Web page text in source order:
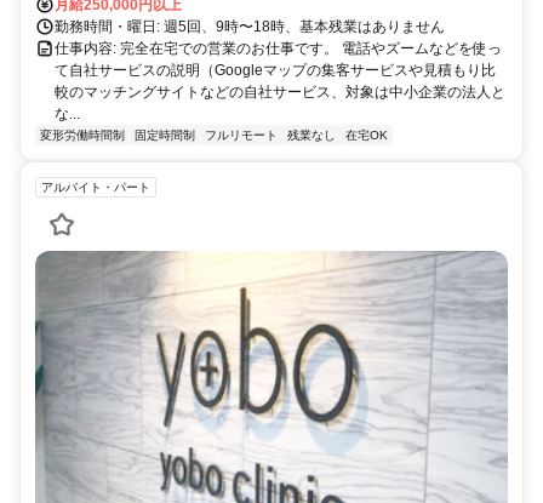
月給250,000円以上
勤務時間・曜日: 週5回、9時〜18時、基本残業はありません
仕事内容: 完全在宅での営業のお仕事です。 電話やズームなどを使っ
て自社サービスの説明（Googleマップの集客サービスや見積もり比
較のマッチングサイトなどの自社サービス、対象は中小企業の法人と
な...
変形労働時間制 固定時間制 フルリモート 残業なし 在宅OK
アルバイト・パート